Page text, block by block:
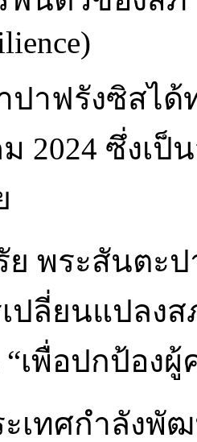
ปาฟรังซิสไ
2024 ซึ่งเ
ย พระสันตะ
ปลี่ยนแปลง
“เพื่อปกป้อง
เทศกำลังพั